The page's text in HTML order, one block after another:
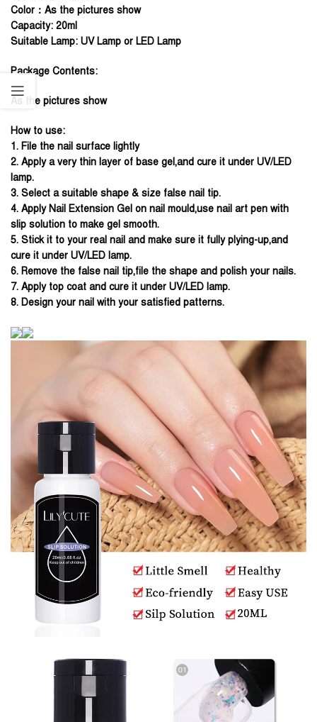
Color：As the pictures show
Capacity: 20ml
Suitable Lamp: UV Lamp or LED Lamp
Package Contents:
As the pictures show
How to use:
1. File the nail surface lightly
2. Apply a very thin layer of base gel,and cure it under UV/LED
lamp.
3. Select a suitable shape & size false nail tip.
4. Apply Nail Extension Gel on nail mould,use nail art pen with
slip solution to make gel smooth.
5. Stick it to your real nail and make sure it fully plying-up,and
cure it under UV/LED lamp.
6. Remove the false nail tip,file the shape and polish your nails.
7. Apply top coat and cure it under UV/LED lamp.
8. Design your nail with your satisfied patterns.